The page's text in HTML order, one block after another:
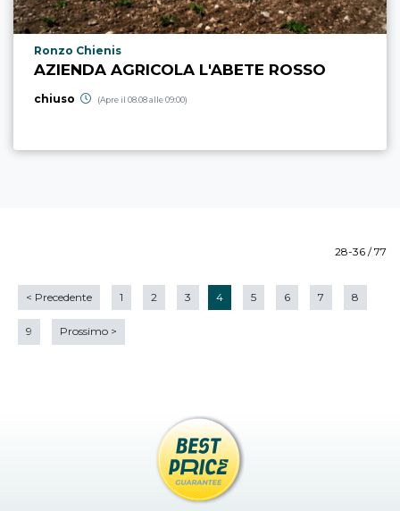
Località punto di interesse
Ronzo Chienis
AZIENDA AGRICOLA L'ABETE ROSSO
chiuso (Apre il 08.08 alle 09:00)
28-36 / 77
< Precedente 1 2 3 4 5 6 7 8
9 Prossimo >